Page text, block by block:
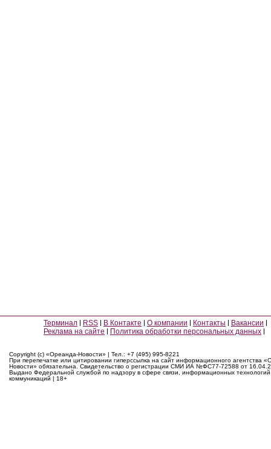
Терминал RSS В Контакте О компании Контакты
Вакансии
Реклама на сайте
Политика обработки персональных данных
Copyright (c) «Ореанда-Новости» | Тел.: +7 (495) 995-8221
При перепечатке или цитировании гиперссылка на сайт информационного агентства
Новости» обязательна. Свидетельство о регистрации СМИ ИА №ФС77-72588 от
Выдано Федеральной службой по надзору в сфере связи, информационных
коммуникаций | 18+